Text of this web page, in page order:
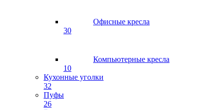
Офисные кресла
30
Компьютерные кресла
10
Кухонные уголки
32
Пуфы
26